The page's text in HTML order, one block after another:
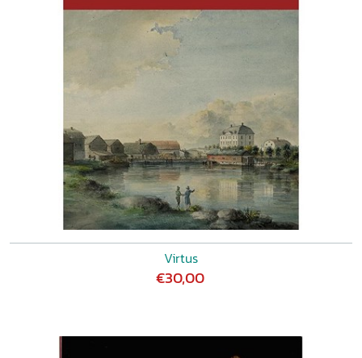
besturen. Verslag van het symposium ‘Borgmannen en
Borgmanshuizen. Landsheerlijke dienst en
standsbewustzijn’, 22 en 23 oktober 2015, Heek-Nienborg
HANNEKE RONNES, Achter de schermen: Het dagelijks
leven aan het hof van de graven van Blois BEN POPE, A
new nobility and a new urban history MARIE-ANGE DELEN,
als spiegel van de leefwereld van
jonge vrouwen MAARTEN PRINS, Heerlijkheden in Holland
in kaart gebracht RONALD VAN IMMERSEEL, Walcherse
weelde LUC DUERLOO, Huismerk Oranje-Nassau YME
KUIPER, Trouw aan de keizer. Dagboeken van een
vleugeladjudant PAUL JANSSENS, De Europese adel en de
Interview: SOPHIE REINDERS, Het is nooit af. Een
interview met Marietje van Winter
Virtus
€30,00